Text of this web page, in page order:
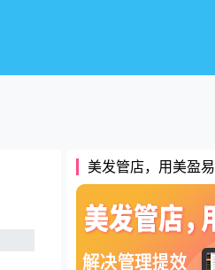
美发管店，用美盈易